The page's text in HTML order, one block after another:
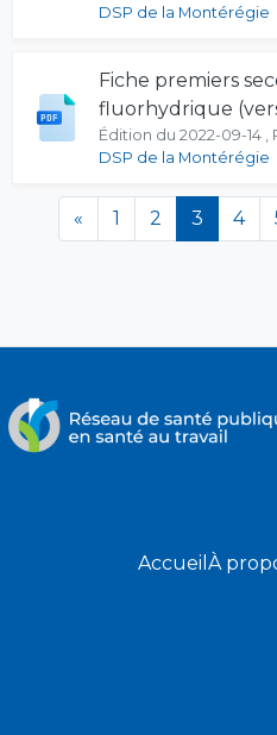
DSP de la Montérégie
Fiche premiers
fluorhydrique
Édition du 2022-09-14 ,
DSP de la Montérégie
« 1 2 3(en4
Accueil À